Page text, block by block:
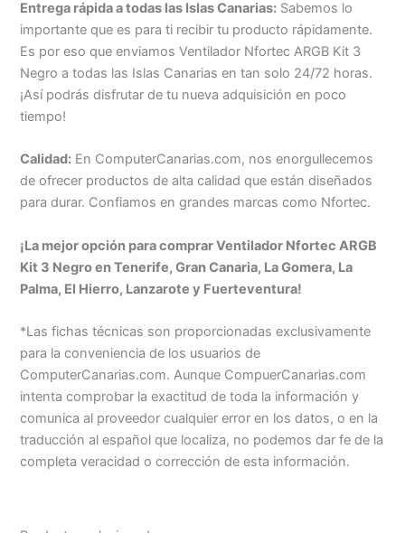
Entrega rápida a todas las Islas Canarias: Sabemos lo
importante que es para ti recibir tu producto rápidamente.
Es por eso que enviamos Ventilador Nfortec ARGB Kit 3
Negro a todas las Islas Canarias en tan solo 24/72 horas.
¡Así podrás disfrutar de tu nueva adquisición en poco
tiempo!
Calidad: En ComputerCanarias.com, nos enorgullecemos
de ofrecer productos de alta calidad que están diseñados
para durar. Confiamos en grandes marcas como Nfortec.
¡La mejor opción para comprar Ventilador Nfortec ARGB
Kit 3 Negro en Tenerife, Gran Canaria, La Gomera, La
Palma, El Hierro, Lanzarote y Fuerteventura!
*Las fichas técnicas son proporcionadas exclusivamente
para la conveniencia de los usuarios de
ComputerCanarias.com. Aunque CompuerCanarias.com
intenta comprobar la exactitud de toda la información y
comunica al proveedor cualquier error en los datos, o en la
traducción al español que localiza, no podemos dar fe de la
completa veracidad o corrección de esta información.